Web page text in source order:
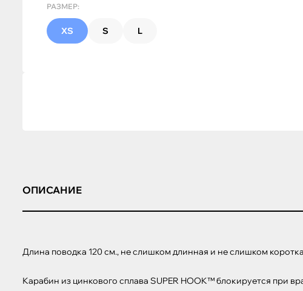
РАЗМЕР:
XS S L
ОПИСАНИЕ
Длина поводка 120 см., не слишком длинная и не слишком
Карабин из цинкового сплава SUPER HOOK™ блокируется при